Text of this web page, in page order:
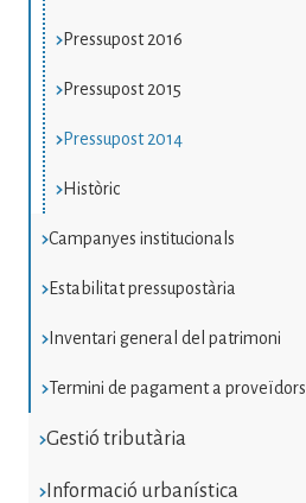
Pressupost 2016
Pressupost 2015
Pressupost 2014
Històric
Campanyes institucionals
Estabilitat pressupostària
Inventari general del patrimoni
Termini de pagament a proveïdors
Gestió tributària
Informació urbanística